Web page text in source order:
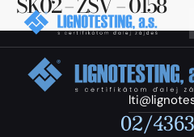
02/